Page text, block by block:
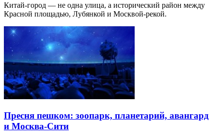
Китай-город — не одна улица, а исторический район между
Красной площадью, Лубянкой и Москвой-рекой.
Пресня пешком: зоопарк, планетарий, авангард
и Москва-Сити